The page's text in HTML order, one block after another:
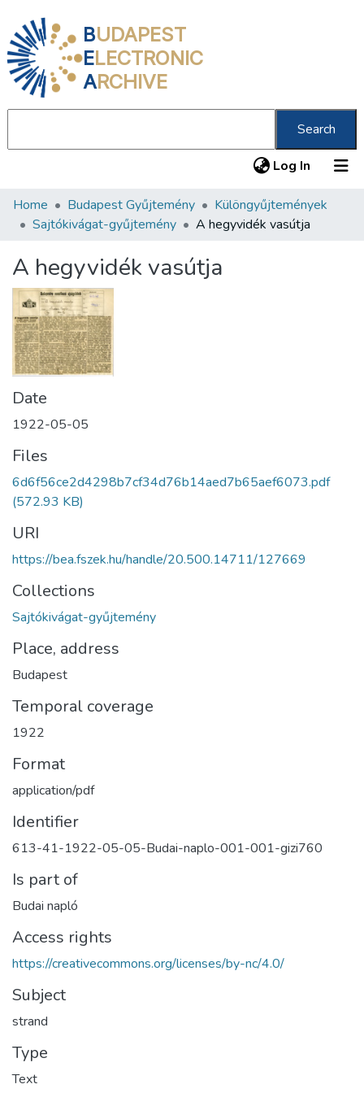
BUDAPEST
ELECTRONIC
ARCHIVE
Search
Log In (current)
Communities & Collections
Statistics
About us
Home Budapest Gyűjtemény
Különgyűjtemények
Sajtókivágat-gyűjtemény
A hegyvidék vasútja
A hegyvidék vasútja
Date
1922-05-05
Files
6d6f56ce2d4298b7cf34d76b14aed7b65aef6073.pdf
(572.93 KB)
URI
https://bea.fszek.hu/handle/20.500.14711/127669
Collections
Sajtókivágat-gyűjtemény
Place, address
Budapest
Temporal coverage
1922
Format
application/pdf
Identifier
613-41-1922-05-05-Budai-naplo-001-001-gizi760
Is part of
Budai napló
Access rights
https://creativecommons.org/licenses/by-nc/4.0/
Subject
strand
Type
Text